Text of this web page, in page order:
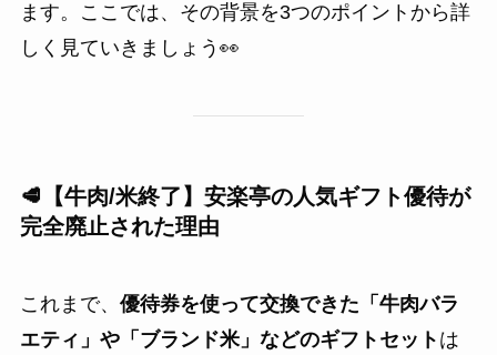
ます。ここでは、その背景を3つのポイントから詳
しく見ていきましょう👀
🥩【牛肉/米終了】安楽亭の人気ギフト優待が
完全廃止された理由
これまで、 優待券を使って交換できた「牛肉バラ
エティ」や「ブランド米」などのギフトセット は